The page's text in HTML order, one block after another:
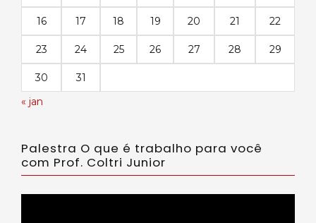
16 17 18 19 20 21 22
23 24 25 26 27 28 29
30
31
« jan
Palestra O que é trabalho para você
com Prof. Coltri Junior